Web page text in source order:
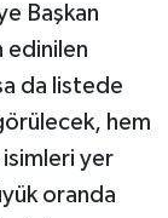
Başkan
edinilen
da listede
hem
isimleri yer
oranda